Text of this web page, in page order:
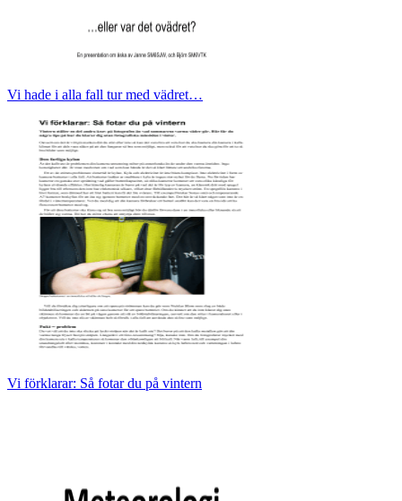
Vi hade i alla fall tur med vädret…
Vi förklarar: Så fotar du på vintern